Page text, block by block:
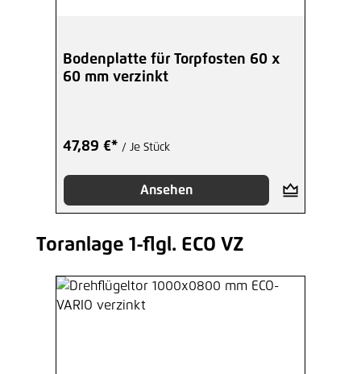
Bodenplatte für Torpfosten 60 x
60 mm verzinkt
47,89 €* / Je Stück
Ansehen
Produktgalerie überspringen
Toranlage 1-flgl. ECO VZ